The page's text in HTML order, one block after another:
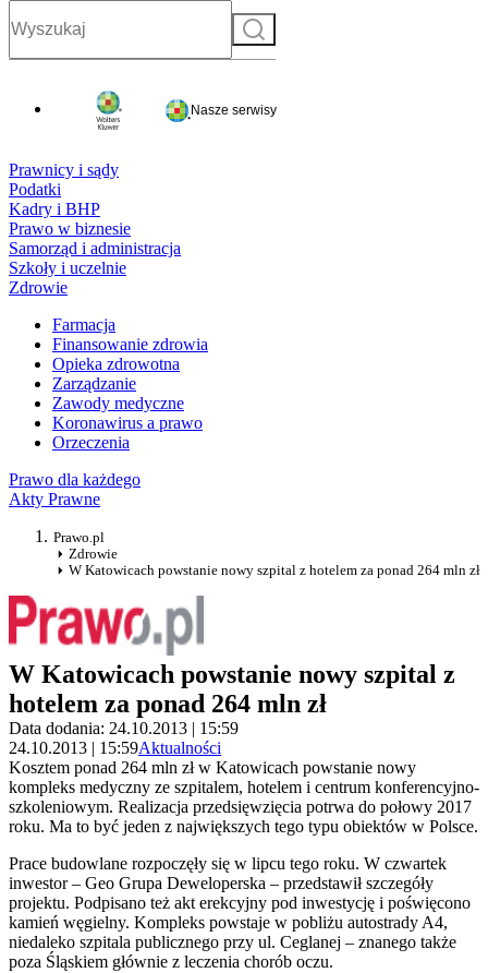
Szukaj
Nasze serwisy
Prawnicy i sądy
Podatki
Kadry i BHP
Prawo w biznesie
Samorząd i administracja
Szkoły i uczelnie
Zdrowie
Farmacja
Finansowanie zdrowia
Opieka zdrowotna
Zarządzanie
Zawody medyczne
Koronawirus a prawo
Orzeczenia
Prawo dla każdego
Akty Prawne
Prawo.pl
Zdrowie
W Katowicach powstanie nowy szpital z hotelem za ponad 264 mln zł
W Katowicach powstanie nowy szpital z
hotelem za ponad 264 mln zł
Data dodania: 24.10.2013 | 15:59
24.10.2013 | 15:59Aktualności
Kosztem ponad 264 mln zł w Katowicach powstanie nowy
kompleks medyczny ze szpitalem, hotelem i centrum konferencyjno-
szkoleniowym. Realizacja przedsięwzięcia potrwa do połowy 2017
roku. Ma to być jeden z największych tego typu obiektów w Polsce.
Prace budowlane rozpoczęły się w lipcu tego roku. W czwartek
inwestor – Geo Grupa Deweloperska – przedstawił szczegóły
projektu. Podpisano też akt erekcyjny pod inwestycję i poświęcono
kamień węgielny. Kompleks powstaje w pobliżu autostrady A4,
niedaleko szpitala publicznego przy ul. Ceglanej – znanego także
poza Śląskiem głównie z leczenia chorób oczu.